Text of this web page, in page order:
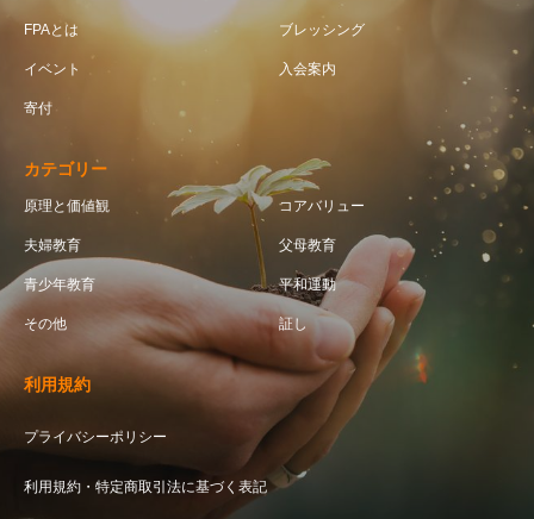
FPAとは ブレッシング
イベント 入会案内
寄付
カテゴリー
原理と価値観 コアバリュー
夫婦教育 父母教育
青少年教育 平和運動
その他 証し
利用規約
プライバシーポリシー
利用規約・特定商取引法に基づく表記